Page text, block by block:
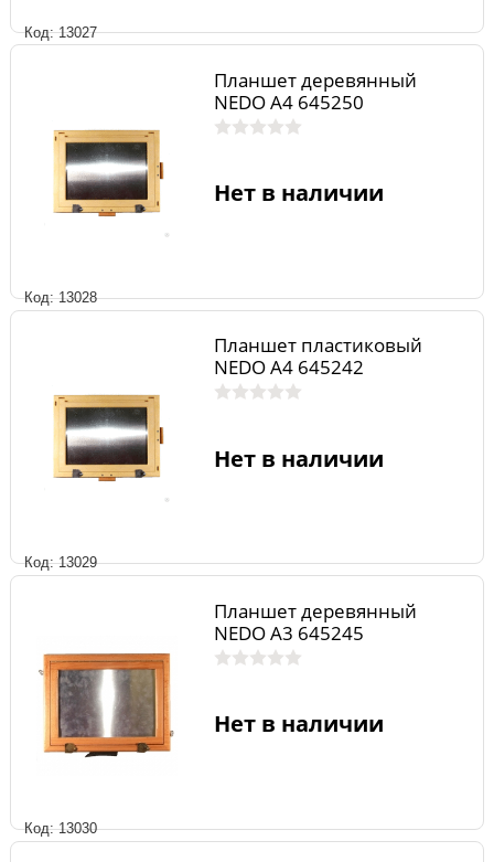
Код: 13027
Код: 13028
Планшет деревянный
NEDO А4 645250
Нет в наличии
Код: 13029
Планшет пластиковый
NEDO А4 645242
Нет в наличии
Код: 13030
Планшет деревянный
NEDO А3 645245
Нет в наличии